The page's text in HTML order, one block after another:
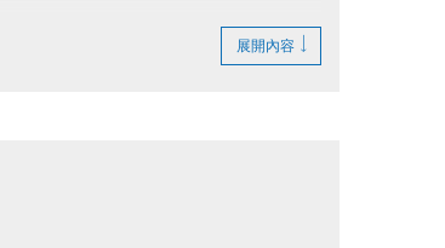
展開內容